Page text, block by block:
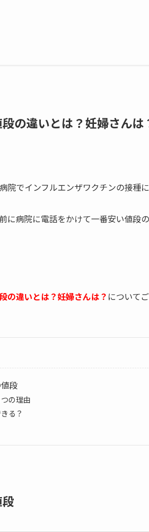
の違いとは？妊婦さんは
でインフルエンザワクチンの接種に
に病院に電話をかけて一番安い値段
の違いとは？妊婦さんは？ について
段
の理由
る？